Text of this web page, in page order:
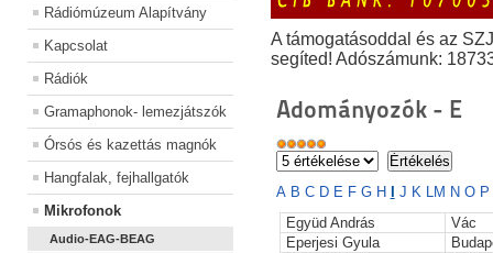
Rádiómúzeum Alapítvány
Kapcsolat
Rádiók
Gramaphonok- lemezjátszók
Órsós és kazettás magnók
Hangfalak, fejhallgatók
Mikrofonok
Audio-EAG-BEAG
A támogatásoddal és az
segíted! Adószámunk:
Adományozók - E
A B C D E F G H J K LM N O P
Együd András
Vác
Eperjesi Gyula